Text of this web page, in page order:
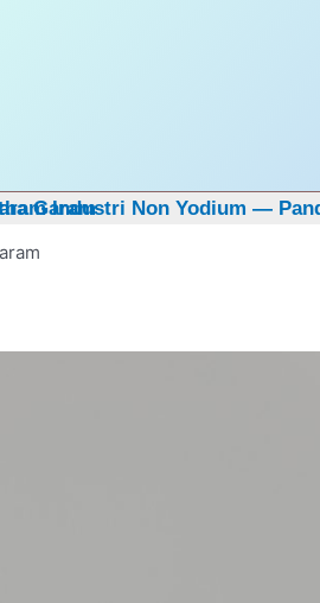
Industri Non Yodium —
Garam